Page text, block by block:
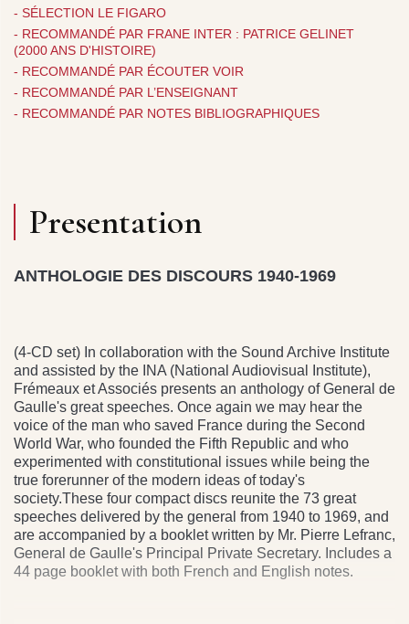
- SÉLECTION LE FIGARO
- RECOMMANDÉ PAR FRANE INTER : PATRICE GELINET
(2000 ANS D'HISTOIRE)
- RECOMMANDÉ PAR ÉCOUTER VOIR
- RECOMMANDÉ PAR L’ENSEIGNANT
- RECOMMANDÉ PAR NOTES BIBLIOGRAPHIQUES
Presentation
ANTHOLOGIE DES DISCOURS 1940-1969
(4-CD set) In collaboration with the Sound Archive Institute
and assisted by the INA (National Audiovisual Institute),
Frémeaux et Associés presents an anthology of General de
Gaulle's great speeches. Once again we may hear the
voice of the man who saved France during the Second
World War, who founded the Fifth Republic and who
experimented with constitutional issues while being the
true forerunner of the modern ideas of today's
society.These four compact discs reunite the 73 great
speeches delivered by the general from 1940 to 1969, and
are accompanied by a booklet written by Mr. Pierre Lefranc,
General de Gaulle's Principal Private Secretary. Includes a
44 page booklet with both French and English notes.